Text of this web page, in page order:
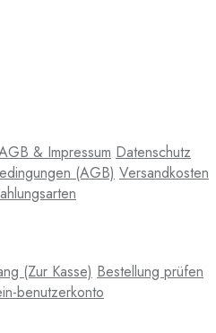
& Impressum Datenschutz
(AGB) Versandkosten
(Zur Kasse) Bestellung prüfen
benutzerkonto